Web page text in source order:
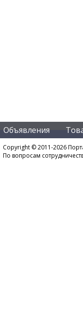
Объявления
Copyright © 2011-2026
По вопросам